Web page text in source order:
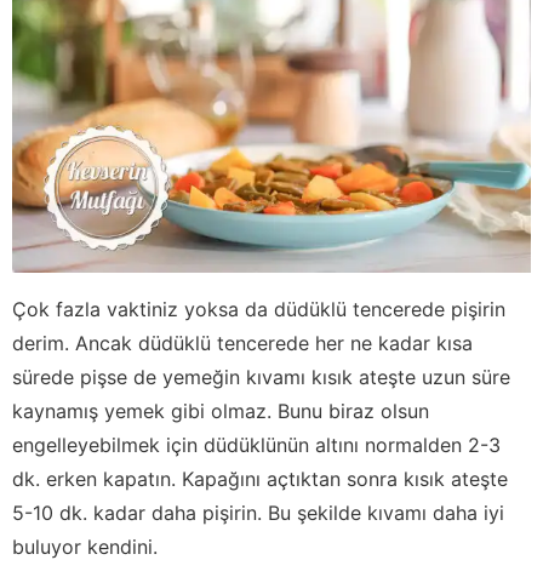
Çok fazla vaktiniz yoksa da düdüklü tencerede pişirin
derim. Ancak düdüklü tencerede her ne kadar kısa
sürede pişse de yemeğin kıvamı kısık ateşte uzun süre
kaynamış yemek gibi olmaz. Bunu biraz olsun
engelleyebilmek için düdüklünün altını normalden 2-3
dk. erken kapatın. Kapağını açtıktan sonra kısık ateşte
5-10 dk. kadar daha pişirin. Bu şekilde kıvamı daha iyi
buluyor kendini.